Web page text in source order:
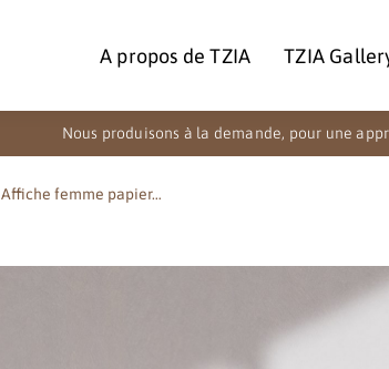
A propos de TZIA TZIA
Nous produisons à la demande, pour une
Affiche femme papier…